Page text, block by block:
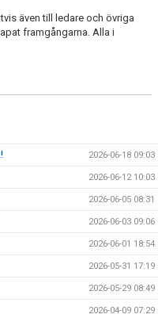
även till ledare och övriga
framgångarna. Alla i
2026-06-18 09:03
2026-06-12 10:03
2026-06-05 08:31
2026-06-03 09:06
2026-06-01 18:54
2026-05-31 17:19
2026-05-29 08:49
2026-04-09 07:29